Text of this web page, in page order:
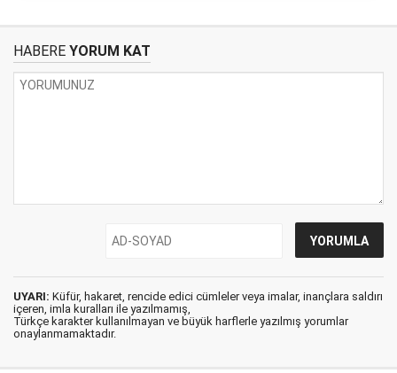
HABERE YORUM KAT
UYARI: Küfür, hakaret, rencide edici cümleler veya imalar, inançlara saldırı
içeren, imla kuralları ile yazılmamış,
Türkçe karakter kullanılmayan ve büyük harflerle yazılmış yorumlar
onaylanmamaktadır.